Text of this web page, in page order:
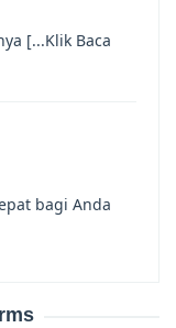
[...Klik Baca
bagi Anda